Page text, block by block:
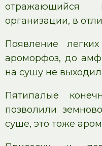
организации, в
Появление
ароморфоз, до
на сушу не выходил.
Пятипалые
позволили
суше, это тоже